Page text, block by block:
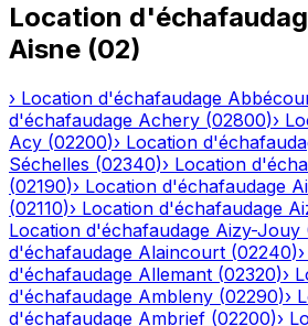
Location
Aisne (02)
› Location d'échafaudage
d'échafaudage Achery (02800)›
Acy (02200)› Location
Séchelles (02340)› Location
(02190)› Location d'échafaudage
(02110)› Location d'échafaudage
Location d'échafaudage Aizy-Jouy
d'échafaudage Alaincourt (02240)›
d'échafaudage Allemant (02320)›
d'échafaudage Ambleny (02290)›
d'échafaudage Ambrief (02200)›